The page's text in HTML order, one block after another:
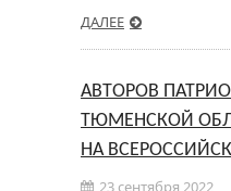
ДАЛЕЕ
АВТОРОВ
ТЮМЕНСКОЙ
НА
23 сентября 2022